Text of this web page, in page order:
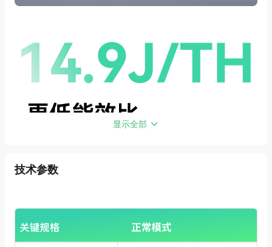
显示全部
技术参数